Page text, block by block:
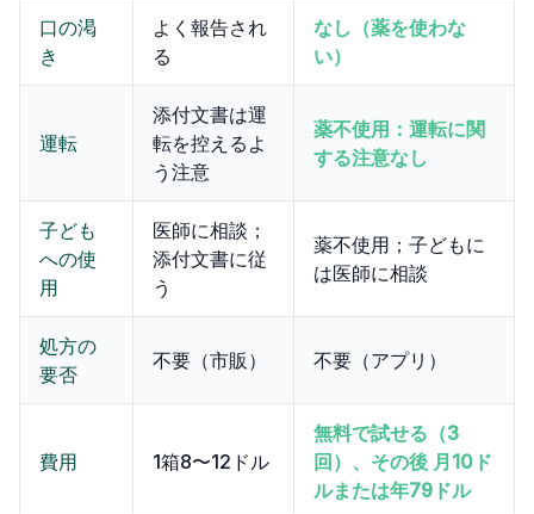
口の渇
き
よく報告され
る
なし（薬を使わな
い）
運転
添付文書は運
転を控えるよ
う注意
薬不使用：運転に関
する注意なし
子ども
への使
用
医師に相談；
添付文書に従
う
薬不使用；子どもに
は医師に相談
処方の
要否
不要（市販） 不要（アプリ）
費用 1箱8〜12ドル
無料で試せる（3
回）、その後 月10ド
ルまたは年79ドル